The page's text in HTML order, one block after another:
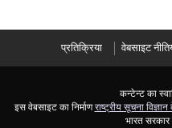
प्रतिक्रिया वेबसाइट
कन्टेन्ट का
इस वेबसाइट का निर्माणराष्ट्रीय सूचना
भारत सरकार